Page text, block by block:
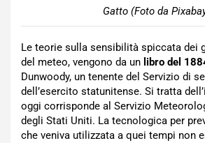
Gatto (Foto da
Le teorie sulla sensibilità spiccata dei
del meteo, vengono da un libro del
Dunwoody, un tenente del Servizio di
dell’esercito statunitense. Si tratta
oggi corrisponde al Servizio
degli Stati Uniti. La tecnologica per
che veniva utilizzata a quei tempi non